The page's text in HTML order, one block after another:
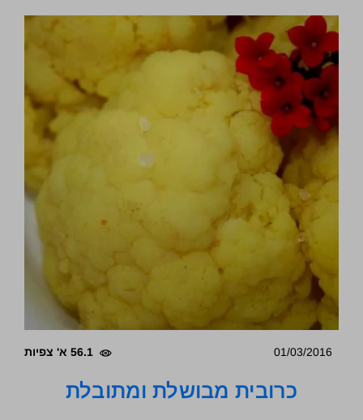
01/03/2016 56.1 א' צפיות
כרובית מבושלת ומתובלת